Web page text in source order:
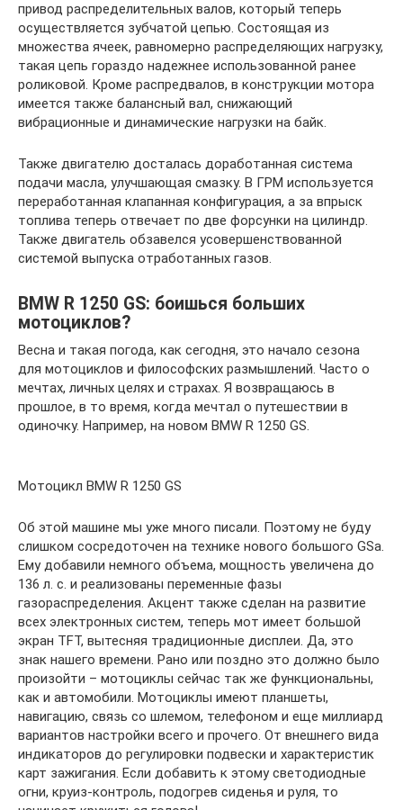
привод распределительных валов, который теперь
осуществляется зубчатой цепью. Состоящая из
множества ячеек, равномерно распределяющих нагрузку,
такая цепь гораздо надежнее использованной ранее
роликовой. Кроме распредвалов, в конструкции мотора
имеется также балансный вал, снижающий
вибрационные и динамические нагрузки на байк.
Также двигателю досталась доработанная система
подачи масла, улучшающая смазку. В ГРМ используется
переработанная клапанная конфигурация, а за впрыск
топлива теперь отвечает по две форсунки на цилиндр.
Также двигатель обзавелся усовершенствованной
системой выпуска отработанных газов.
BMW R 1250 GS: боишься больших
мотоциклов?
Весна и такая погода, как сегодня, это начало сезона
для мотоциклов и философских размышлений. Часто о
мечтах, личных целях и страхах. Я возвращаюсь в
прошлое, в то время, когда мечтал о путешествии в
одиночку. Например, на новом BMW R 1250 GS.
Мотоцикл BMW R 1250 GS
Об этой машине мы уже много писали. Поэтому не буду
слишком сосредоточен на технике нового большого GSa.
Ему добавили немного объема, мощность увеличена до
136 л. с. и реализованы переменные фазы
газораспределения. Акцент также сделан на развитие
всех электронных систем, теперь мот имеет большой
экран TFT, вытесняя традиционные дисплеи. Да, это
знак нашего времени. Рано или поздно это должно было
произойти – мотоциклы сейчас так же функциональны,
как и автомобили. Мотоциклы имеют планшеты,
навигацию, связь со шлемом, телефоном и еще миллиард
вариантов настройки всего и прочего. От внешнего вида
индикаторов до регулировки подвески и характеристик
карт зажигания. Если добавить к этому светодиодные
огни, круиз-контроль, подогрев сиденья и руля, то